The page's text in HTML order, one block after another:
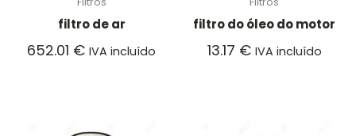
filtro de ar
652.01 € IVA incluído
filtro do óleo do motor
13.17 € IVA incluído